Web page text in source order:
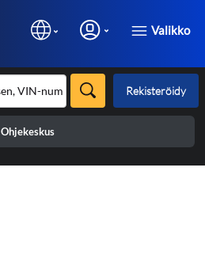
Valikko
Rekisteröidy
Ohjekeskus